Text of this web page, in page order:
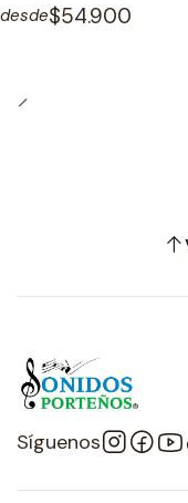
desde$54.900
Síguenos